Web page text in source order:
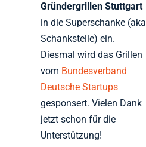
Gründergrillen Stuttgart
in die Superschanke (aka
Schankstelle) ein.
Diesmal wird das Grillen
vom Bundesverband
Deutsche Startups
gesponsert. Vielen Dank
jetzt schon für die
Unterstützung!